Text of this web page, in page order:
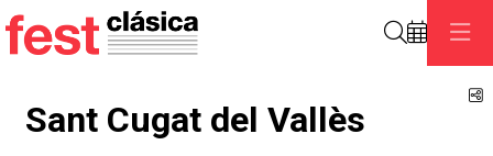
Sant Cugat del Vallès